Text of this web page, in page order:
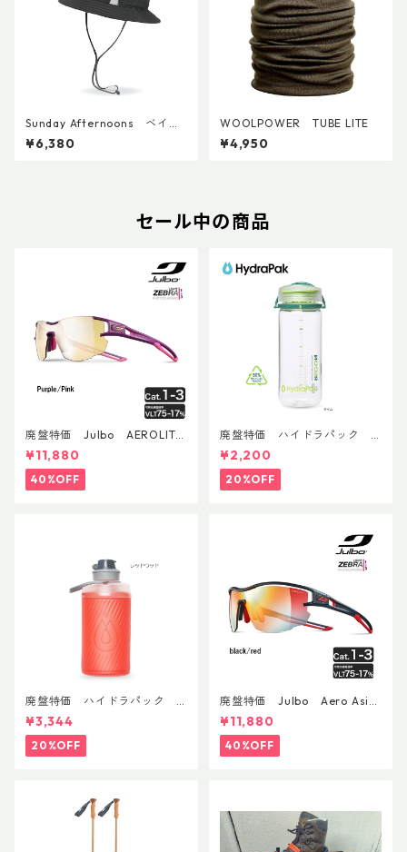
Sunday Afternoons ベイパ
ーライトテンポバケット
¥6,380
WOOLPOWER TUBE LITE
¥4,950
セール中の商品
廃盤特価 Julbo AEROLITE
AsianFit
¥11,880
40%OFF
廃盤特価 ハイドラパック
リーコン ツイスト＆シップ 50
0ml
¥2,200
20%OFF
廃盤特価 ハイドラパック
フラックス 750ml
¥3,344
20%OFF
廃盤特価 Julbo Aero Asia
nFit
¥11,880
40%OFF